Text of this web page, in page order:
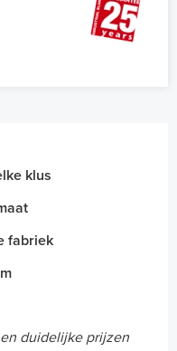
klus
fabriek
duidelijke prijzen